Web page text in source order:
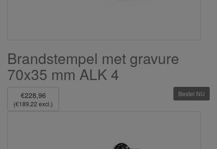
Brandstempel met gravure
70x35 mm ALK 4
€228,96
(€189,22 excl.)
Bestel NU